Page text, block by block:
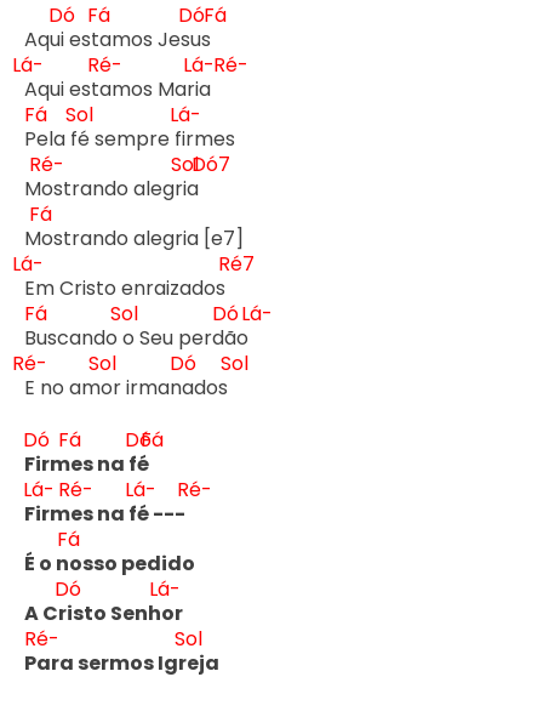
Aqu
Dó
i est
Fá
amos Jes
Dó
us
Fá
Lá-
Aqui est
Ré-
amos Mar
Lá-
ia
Ré-
P
Fá
ela f
Sol
é sempre f
Lá-
irmes
M
Ré-
ostrando alegr
Sol
ia
Dó7
M
Fá
Lá-
Em Cristo enraizados
Ré7
B
Fá
uscando
Sol
o Seu perd
Dó
ão
Lá-
Ré-
E no am
Sol
or irman
Dó
ados
Sol
F
Dó
irm
Fá
es na f
Dó
é
Fá
F
Lá-
irm
Ré-
es na f
Lá-
é ---
Ré-
É o n
Fá
osso pedido
A Cr
Dó
isto Senh
Lá-
or
P
Ré-
ara sermos Igr
Sol
eja